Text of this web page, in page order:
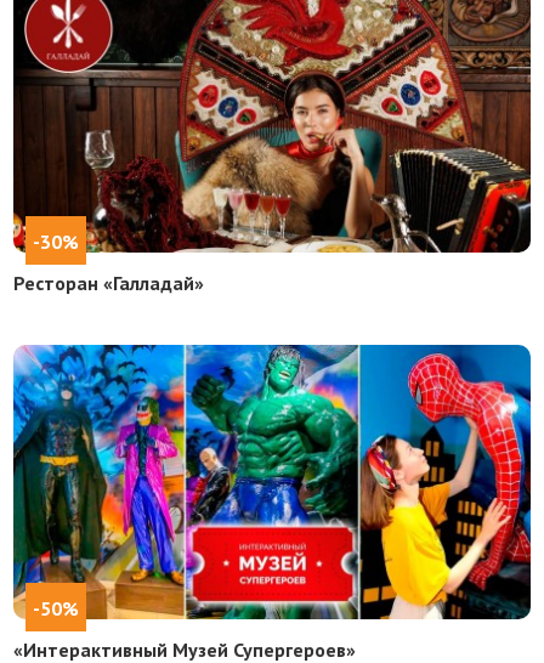
-30%
Ресторан «Галладай»
-50%
«Интерактивный Музей Супергероев»